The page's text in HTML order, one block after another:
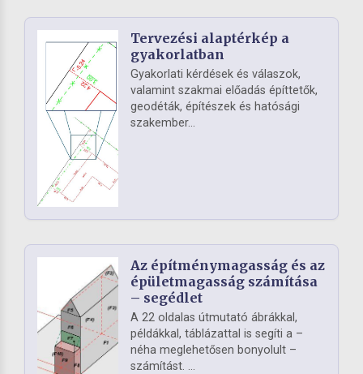
Tervezési alaptérkép a
gyakorlatban
Gyakorlati kérdések és válaszok,
valamint szakmai előadás építtetők,
geodéták, építészek és hatósági
szakember...
Az építménymagasság és az
épületmagasság számítása
– segédlet
A 22 oldalas útmutató ábrákkal,
példákkal, táblázattal is segíti a –
néha meglehetősen bonyolult –
számítást. ...